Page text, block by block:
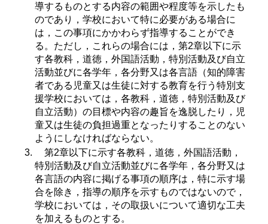
導するものとする内容の範囲や程度等を示したも
のであり，学校において特に必要がある場合に
は，この事項にかかわらず指導することができ
る。ただし，これらの場合には，第2章以下に示
す各教科，道徳，外国語活動，特別活動及び自立
活動並びに各学年，各分野又は各言語（知的障害
者である児童又は生徒に対する教育を行う特別支
援学校においては，各教科，道徳，特別活動及び
自立活動）の目標や内容の趣旨を逸脱したり，児
童又は生徒の負担過重となったりすることのない
ようにしなければならない。
第2章以下に示す各教科，道徳，外国語活動，
特別活動及び自立活動並びに各学年，各分野又は
各言語の内容に掲げる事項の順序は，特に示す場
合を除き，指導の順序を示すものではないので，
学校においては，その取扱いについて適切な工夫
を加えるものとする。